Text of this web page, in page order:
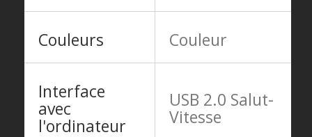
Couleurs Couleur
Interface
avec
l'ordinateur
USB 2.0 Salut-
Vitesse